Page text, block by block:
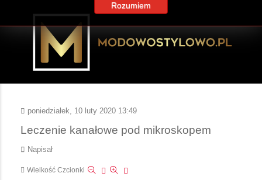
poniedziałek, 10 luty 2020 13:49
Leczenie kanałowe pod mikroskopem
Napisał
Wielkość Czcionki
Rozumiem